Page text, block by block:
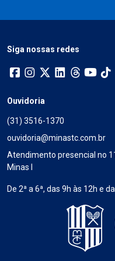
Siga nossas redes
Ouvidoria
(31) 3516-1370
ouvidoria@minastc.com.br
Atendimento presencial no
Minas I
De 2ª a 6ª, das 9h às 12h e